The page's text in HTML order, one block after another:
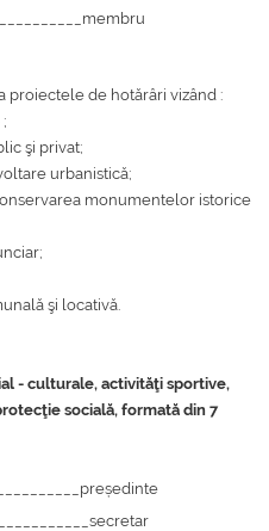
proiectele de hotărâri vizând :
şi privat;
urbanistică;
monumentelor istorice
şi locativă.
- culturale, activităţi sportive,
socială, formată din 7